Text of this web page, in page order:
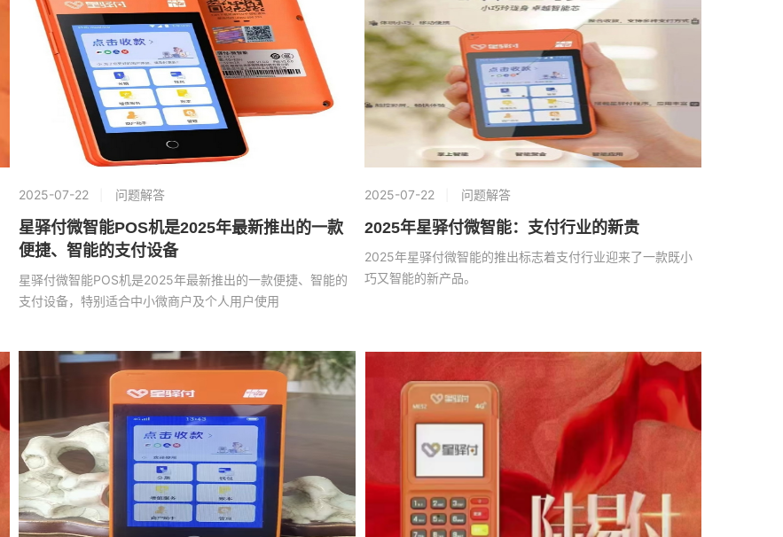
2025-07-22 问题解答
星驿付微智能POS机是2025年最新推出的一款
便捷、智能的支付设备
星驿付微智能POS机是2025年最新推出的一款便捷、智能的
支付设备，特别适合中小微商户及个人用户使用
2025-07-22 问题解答
2025年星驿付微智能：支付行业的新贵
2025年星驿付微智能的推出标志着支付行业迎来了一款既小
巧又智能的新产品。